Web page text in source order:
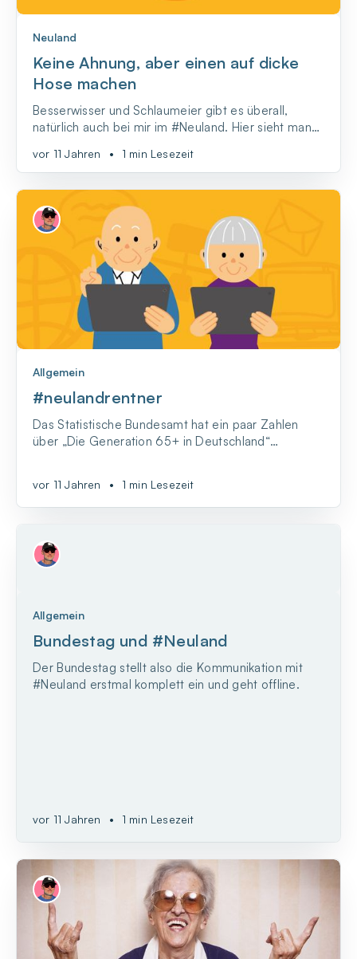
Neuland
Keine Ahnung, aber einen auf dicke
Hose machen
Besserwisser und Schlaumeier gibt es überall,
natürlich auch bei mir im #Neuland. Hier sieht man
Zumindest lese ich hier eine ganze Menge
neunmalkluge Kommentare von Leuten, die
offenbar überhaupt keine Ahnung haben.
vor 11 Jahren • 1 min Lesezeit
Allgemein
#neulandrentner
Das Statistische Bundesamt hat ein paar Zahlen
über „Die Generation 65+ in Deutschland“
vor 11 Jahren • 1 min Lesezeit
Allgemein
Bundestag und #Neuland
Der Bundestag stellt also die Kommunikation mit
#Neuland erstmal komplett ein und geht offline.
vor 11 Jahren • 1 min Lesezeit